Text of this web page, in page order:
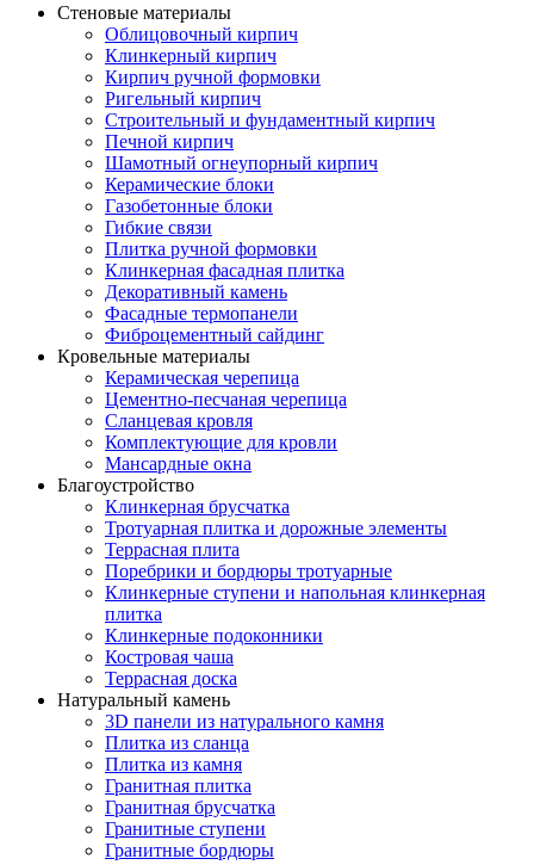
Стеновые материалы
Облицовочный кирпич
Клинкерный кирпич
Кирпич ручной формовки
Ригельный кирпич
Строительный и фундаментный кирпич
Печной кирпич
Шамотный огнеупорный кирпич
Керамические блоки
Газобетонные блоки
Гибкие связи
Плитка ручной формовки
Клинкерная фасадная плитка
Декоративный камень
Фасадные термопанели
Фиброцементный сайдинг
Кровельные материалы
Керамическая черепица
Цементно-песчаная черепица
Сланцевая кровля
Комплектующие для кровли
Мансардные окна
Благоустройство
Клинкерная брусчатка
Тротуарная плитка и дорожные элементы
Террасная плита
Поребрики и бордюры тротуарные
Клинкерные ступени и напольная клинкерная
плитка
Клинкерные подоконники
Костровая чаша
Террасная доска
Натуральный камень
3D панели из натурального камня
Плитка из сланца
Плитка из камня
Гранитная плитка
Гранитная брусчатка
Гранитные ступени
Гранитные бордюры